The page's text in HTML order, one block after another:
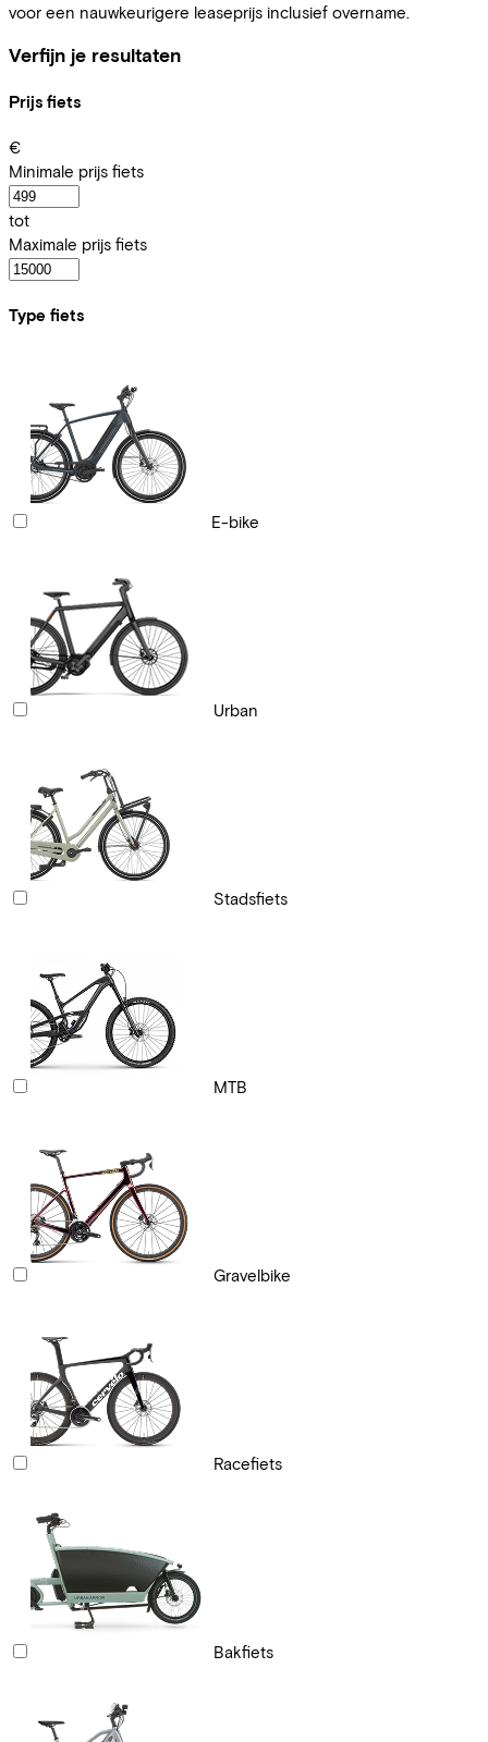
voor een nauwkeurigere leaseprijs inclusief overname.
Verfijn je resultaten
Prijs fiets
€
Minimale prijs fiets
tot
Maximale prijs fiets
Type fiets
E-bike
Urban
Stadsfiets
MTB
Gravelbike
Racefiets
Bakfiets